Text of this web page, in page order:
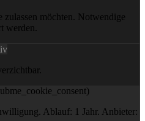
möchten. Notwendige
werden.
Ablauf: 1 Jahr. Anbieter: